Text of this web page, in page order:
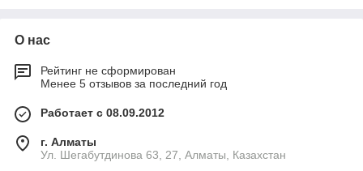
О нас
Рейтинг не сформирован
Менее 5 отзывов за последний год
Работает с 08.09.2012
г. Алматы
Ул. Шегабутдинова 63, 27, Алматы, Казахстан